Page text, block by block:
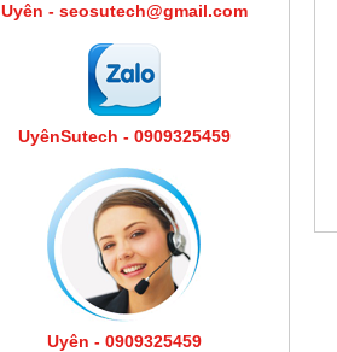
Uyên - seosutech@gmail.com
UyênSutech - 0909325459
Uyên - 0909325459